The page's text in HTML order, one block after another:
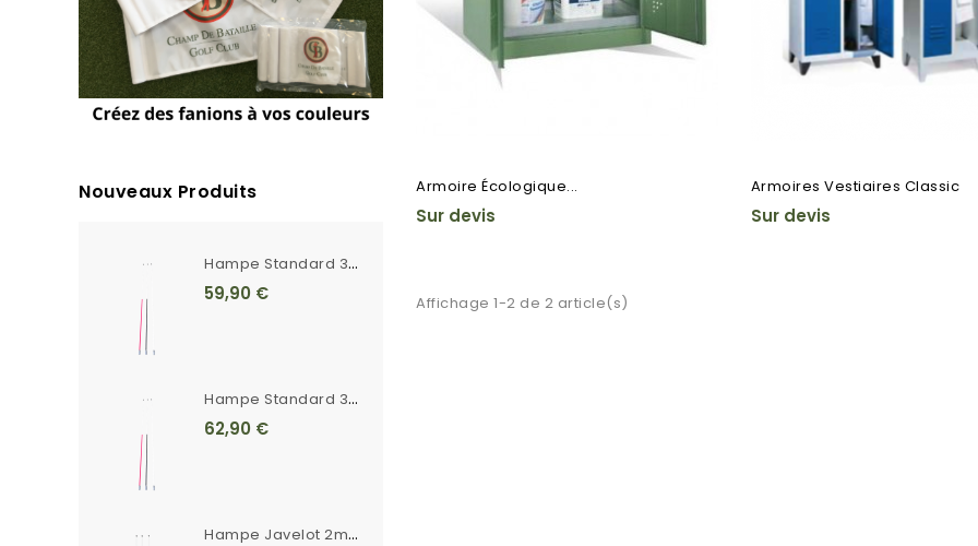
Nouveaux Produits
H
Ampe Standard 3m Unie Blanche Ferrule Crantée
59,90 €
H
Ampe Standard 3m Rayée Ferrule Crantée
62,90 €
H
Ampe Javelot 2m20 Unie Blanche Ferrule Crantée
Armoire Écologique...
Sur devis
Armoires Vestiaires Classic
Sur devis
Affichage 1-2 de 2 article(s)